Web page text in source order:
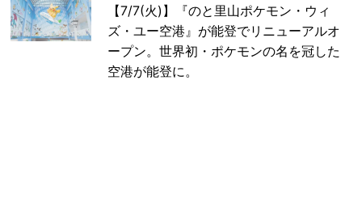
【7/7(火)】『のと里山ポケモン・ウィ
ズ・ユー空港』が能登でリニューアルオ
ープン。世界初・ポケモンの名を冠した
空港が能登に。